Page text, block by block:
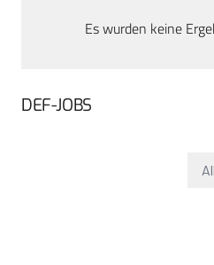
Es wurden keine
DEF-JOBS